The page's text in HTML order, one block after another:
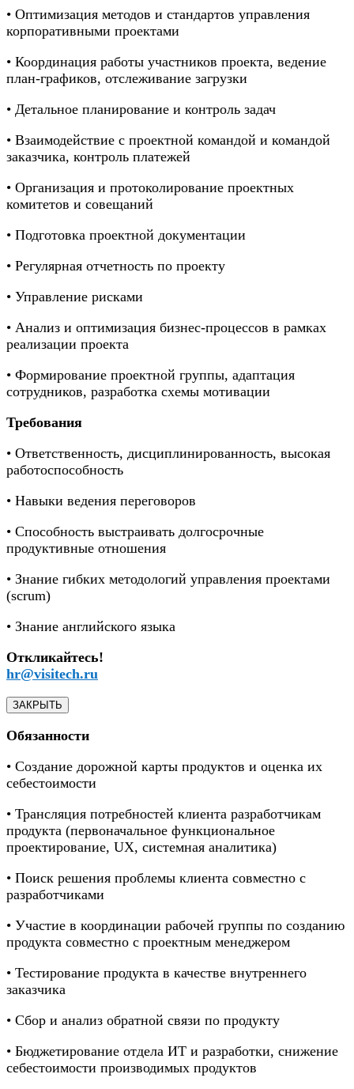
• Оптимизация методов и стандартов управления
корпоративными проектами
• Координация работы участников проекта, ведение
план-графиков, отслеживание загрузки
• Детальное планирование и контроль задач
• Взаимодействие с проектной командой и командой
заказчика, контроль платежей
• Организация и протоколирование проектных
комитетов и совещаний
• Подготовка проектной документации
• Регулярная отчетность по проекту
• Управление рисками
• Анализ и оптимизация бизнес-процессов в рамках
реализации проекта
• Формирование проектной группы, адаптация
сотрудников, разработка схемы мотивации
Требования
• Ответственность, дисциплинированность, высокая
работоспособность
• Навыки ведения переговоров
• Способность выстраивать долгосрочные
продуктивные отношения
• Знание гибких методологий управления проектами
(scrum)
• Знание английского языка
Откликайтесь!
hr@visitech.ru
ЗАКРЫТЬ
Обязанности
• Создание дорожной карты продуктов и оценка их
себестоимости
• Трансляция потребностей клиента разработчикам
продукта (первоначальное функциональное
проектирование, UX, системная аналитика)
• Поиск решения проблемы клиента совместно с
разработчиками
• Участие в координации рабочей группы по созданию
продукта совместно с проектным менеджером
• Тестирование продукта в качестве внутреннего
заказчика
• Сбор и анализ обратной связи по продукту
• Бюджетирование отдела ИТ и разработки, снижение
себестоимости производимых продуктов